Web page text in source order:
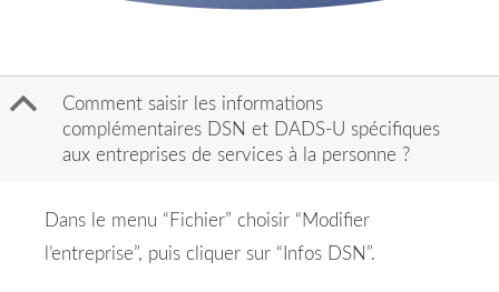
B
Comment saisir les informations
complémentaires DSN et DADS-U spécifiques
aux entreprises de services à la personne ?
Dans le menu “Fichier” choisir “Modifier
l’entreprise”, puis cliquer sur “Infos DSN”.